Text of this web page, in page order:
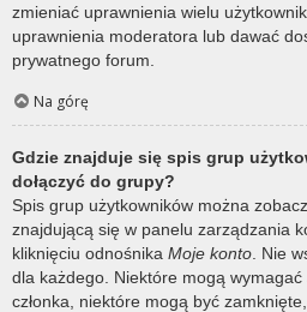
zmieniać uprawnienia wielu
uprawnienia moderatora lub dawać
prywatnego forum.
Na górę
Gdzie znajduje się spis grup
dołączyć do grupy?
Spis grup użytkowników można
znajdującą się w panelu zarządzania
kliknięciu odnośnika Moje konto . Nie
dla każdego. Niektóre mogą
członka, niektóre mogą być